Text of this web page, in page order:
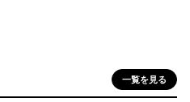
一覧を見る